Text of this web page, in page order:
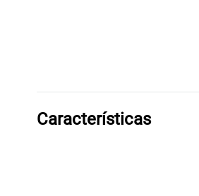
Características